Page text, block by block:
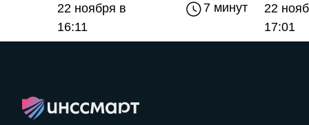
22 ноября в
16:11
7 минут
22
17:01